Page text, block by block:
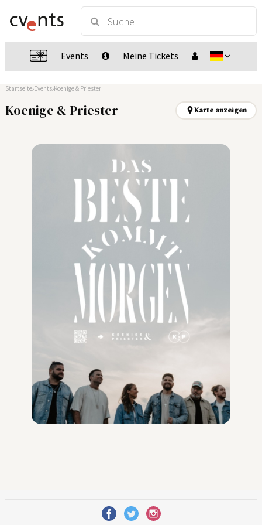
Events Meine Tickets
Startseite Events Koenige & Priester
Koenige & Priester Karte anzeigen